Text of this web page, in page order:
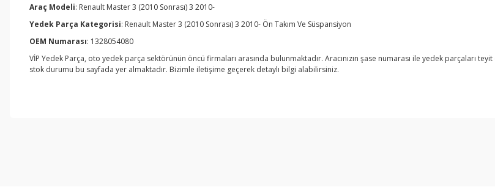
Araç Modeli: Renault Master 3 (2010 Sonrası) 3 2010-
Yedek Parça Kategorisi: Renault Master 3 (2010 Sonrası) 3 2010- Ön Takım Ve Süspansiyon
OEM Numarası: 1328054080
VİP Yedek Parça, oto yedek parça sektörünün öncü firmaları arasında bulunmaktadır. Aracınızın şase numarası ile yedek parçaları
stok durumu bu sayfada yer almaktadır. Bizimle iletişime geçerek detaylı bilgi alabilirsiniz.